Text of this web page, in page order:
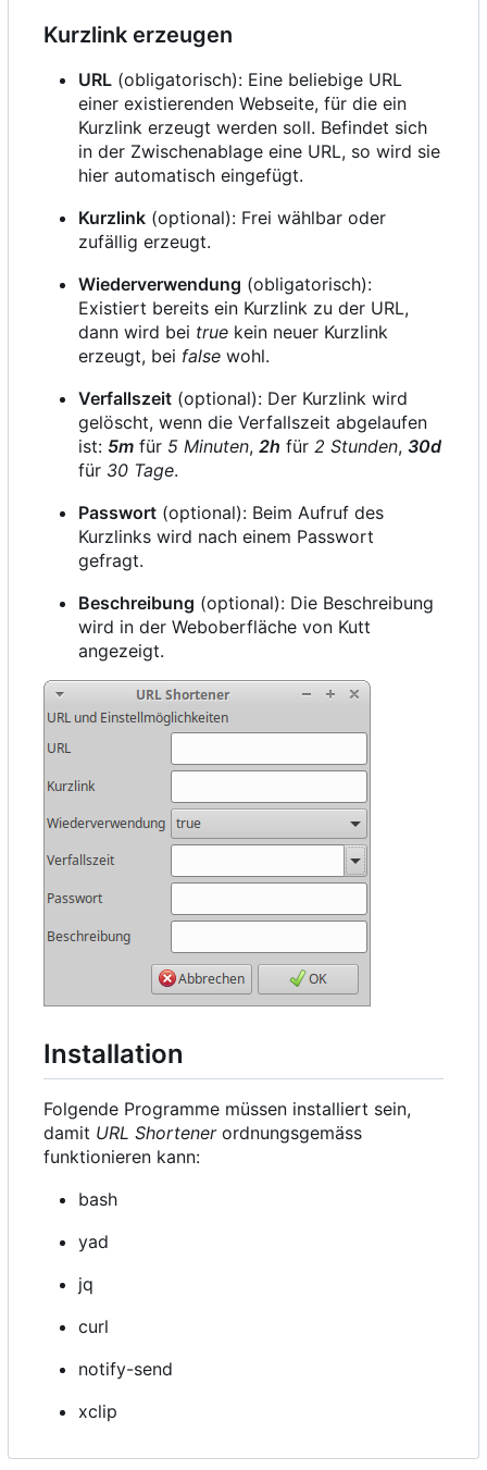
Kurzlink erzeugen
URL (obligatorisch): Eine beliebige URL
einer existierenden Webseite, für die ein
Kurzlink erzeugt werden soll. Befindet sich
in der Zwischenablage eine URL, so wird sie
hier automatisch eingefügt.
Kurzlink (optional): Frei wählbar oder
zufällig erzeugt.
Wiederverwendung (obligatorisch):
Existiert bereits ein Kurzlink zu der URL,
dann wird bei true kein neuer Kurzlink
erzeugt, bei false wohl.
Verfallszeit (optional): Der Kurzlink wird
gelöscht, wenn die Verfallszeit abgelaufen
ist: 5m für 5 Minuten, 2h für 2 Stunden, 30d
für 30 Tage.
Passwort (optional): Beim Aufruf des
Kurzlinks wird nach einem Passwort
gefragt.
Beschreibung (optional): Die Beschreibung
wird in der Weboberfläche von Kutt
angezeigt.
Installation
Folgende Programme müssen installiert sein,
damit URL Shortenerordnungsgemäss
funktionieren kann:
bash
yad
jq
curl
notify-send
xclip